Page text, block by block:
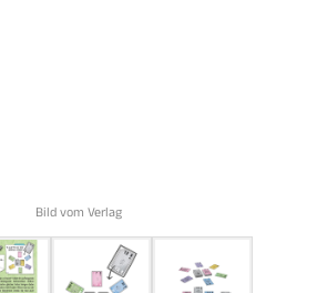
Bild vom Verlag